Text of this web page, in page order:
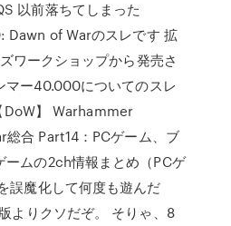
以前落ちてしまった
of Warのスレです 拡
ワークショップから発売さ
マー40.000についてのスレ
DoW】 Warhammer
合 Part14：PCゲーム、ブ
ームの2ch情報まとめ（PCゲ
誤魔化して何度も遊んだ
よりクソだぞ。 そりゃ、8